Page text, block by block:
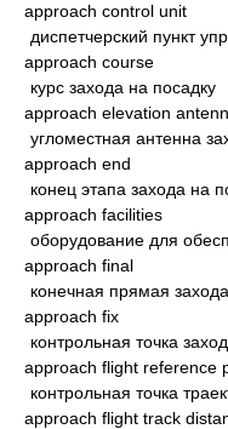
approach control unit
диспетчерский пункт
approach course
курс захода на посадку
approach elevation
угломестная антенна
approach end
конец этапа захода на
approach facilities
оборудование для
approach final
конечная прямая
approach fix
контрольная точка
approach flight reference
контрольная точка
approach flight track